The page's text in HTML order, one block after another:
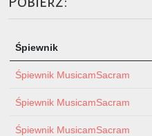
Śpiewnik
Śpiewnik MusicamSacram
Śpiewnik MusicamSacram
Śpiewnik MusicamSacram